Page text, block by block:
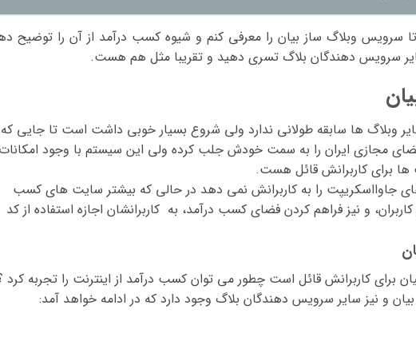
تا سرویس وبلاگ ساز بیان را معرفی کنم و شیوه کسب درآمد از آن را توضیح
سرویس دهندگان بلاگ تسری دهید و تقریبا مثل هم هست.
وبلاگ ها سابقه طولانی ندارد ولی شروع بسیار خوبی داشت است تا جایی که
فضای مجازی ایران را به سمت خودش جلب کرده ولی این سیستم با وجود
ها برای کاربرانش قائل هست.
جاوااسکریپت را به کاربرانش نمی دهد در حالی که بیشتر سایت های کسب
و نیز فراهم کردن فضای کسب درآمد، به کاربرانشان اجازه استفاده از کد
برای کاربرانش قائل است چطور می توان کسب درآمد از اینترنت را تجربه کرد
و نیز سایر سرویس دهندگان بلاگ وجود دارد که در ادامه خواهد آمد: